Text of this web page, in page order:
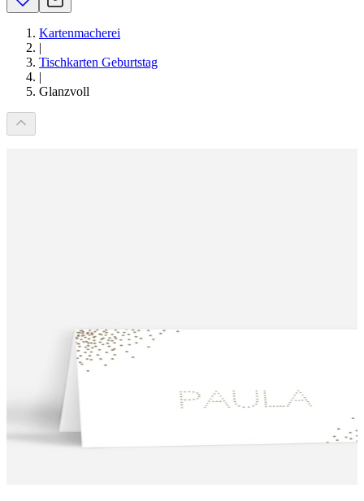
Kartenmacherei
|
Tischkarten Geburtstag
|
Glanzvoll